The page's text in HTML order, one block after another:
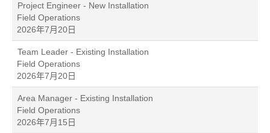
Project Engineer - New Installation
Field Operations
2026年7月20日
Team Leader - Existing Installation
Field Operations
2026年7月20日
Area Manager - Existing Installation
Field Operations
2026年7月15日